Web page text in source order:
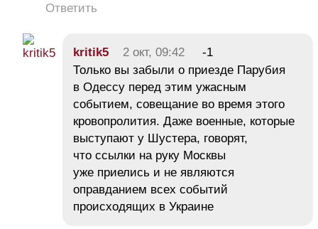
Ответить
kritik5 2 окт, 09:42
-1
Только вы забыли о приезде Парубия
в Одессу перед этим ужасным
событием, совещание во время этого
кровопролития. Даже военные, которые
выступают у Шустера, говорят,
что ссылки на руку Москвы
уже приелись и не являются
оправданием всех событий
происходящих в Украине